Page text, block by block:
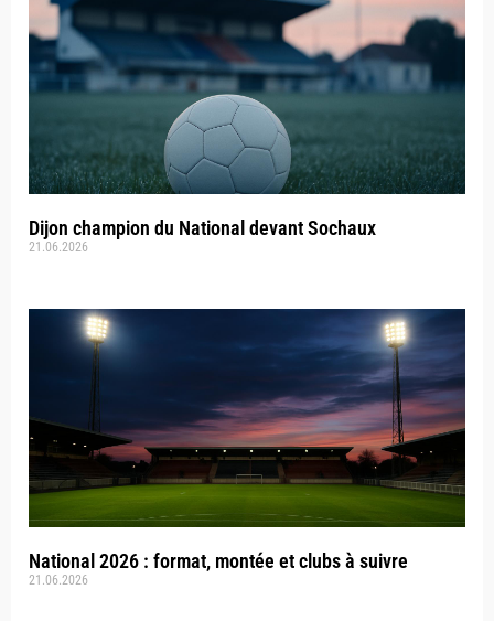
Dijon champion du National devant Sochaux
21.06.2026
National 2026 : format, montée et clubs à suivre
21.06.2026